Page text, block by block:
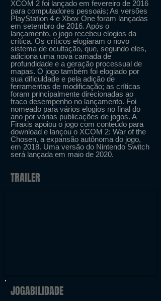
XCOM 2 foi lançado em fevereiro de 2016
para computadores pessoais; As versões
PlayStation 4 e Xbox One foram lançadas
em setembro de 2016. Após o
lançamento, o jogo recebeu elogios da
crítica. Os críticos elogiaram o novo
sistema de ocultação, que, segundo eles,
adiciona uma nova camada de
profundidade e a geração processual de
mapas. O jogo também foi elogiado por
sua dificuldade e pela adição de
ferramentas de modificação; as críticas
foram principalmente direcionadas ao
fraco desempenho no lançamento. Foi
nomeado para vários elogios no final do
ano por várias publicações de jogos. A
Firaxis apoiou o jogo com conteúdo para
download e lançou o XCOM 2: War of the
Chosen, a expansão autônoma do jogo,
em 2018. Uma versão do Nintendo Switch
será lançada em maio de 2020.
TRAILER
JOGABILIDADE